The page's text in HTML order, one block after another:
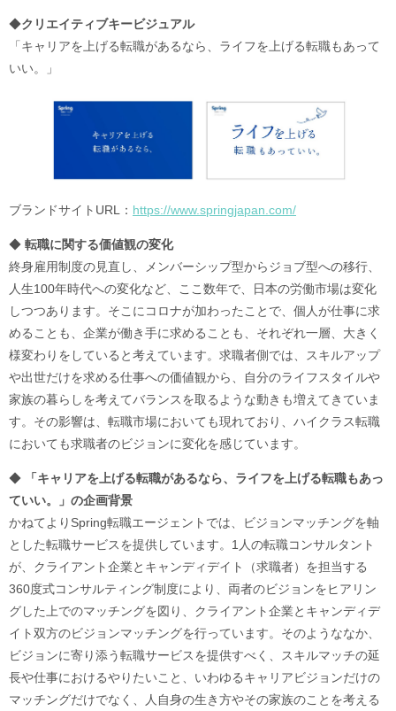
◆クリエイティブキービジュアル
「キャリアを上げる転職があるなら、ライフを上げる転職もあって
いい。」
ブランドサイトURL： https://www.springjapan.com/
◆ 転職に関する価値観の変化
終身雇用制度の見直し、メンバーシップ型からジョブ型への移行、
人生100年時代への変化など、ここ数年で、日本の労働市場は変化
しつつあります。そこにコロナが加わったことで、個人が仕事に求
めることも、企業が働き手に求めることも、それぞれ一層、大きく
様変わりをしていると考えています。求職者側では、スキルアップ
や出世だけを求める仕事への価値観から、自分のライフスタイルや
家族の暮らしを考えてバランスを取るような動きも増えてきていま
す。その影響は、転職市場においても現れており、ハイクラス転職
においても求職者のビジョンに変化を感じています。
◆
「キャリアを上げる転職があるなら、ライフを上げる転職もあっ
ていい。」の企画背景
かねてよりSpring転職エージェントでは、ビジョンマッチングを軸
とした転職サービスを提供しています。1人の転職コンサルタント
が、クライアント企業とキャンディデイト（求職者）を担当する
360度式コンサルティング制度により、両者のビジョンをヒアリン
グした上でのマッチングを図り、クライアント企業とキャンディデ
イト双方のビジョンマッチングを行っています。そのようななか、
ビジョンに寄り添う転職サービスを提供すべく、スキルマッチの延
長や仕事におけるやりたいこと、いわゆるキャリアビジョンだけの
マッチングだけでなく、人自身の生き方やその家族のことを考える